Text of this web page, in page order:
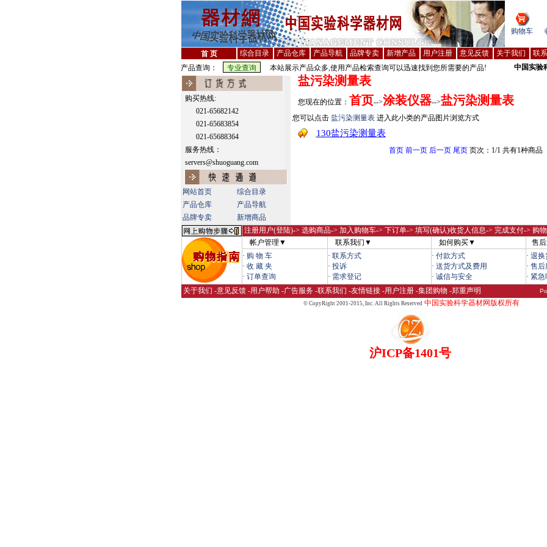
购物车
首 页 综合目录 产品仓库 产品导航 品牌专卖 新增产品 用户注册 意见反馈 关于我们 联
产品查询：
本站展示产品众多,使用产品检索查询可以迅速找到您所需要的产品! 中国实验
购买热线:
021-65682142
021-65683854
021-65688364
服务热线：
servers@shuoguang.com
网站首页
综合目录
产品仓库
产品导航
品牌专卖
新增商品
盐污染测量表
您现在的位置： 首页-->涂装仪器-->盐污染测量表
您可以点击 盐污染测量表 进入此小类的产品图片浏览方式
130盐污染测量表
首页 前一页 后一页 尾页 页次：1/1 共有1种商品
注册用户(登陆)-> 选购商品-> 加入购物车-> 下订单-> 填写(确认)收货人信息-> 完成支付-> 购
帐户管理▼
联系我们▼ 如何购买▼
售
· 购 物 车
· 收 藏 夹
· 订单查询
· 联系方式
· 投诉
· 需求登记
· 付款方式
· 送货方式及费用
· 诚信与安全
· 退换
· 售后
· 紧
关于我们 -意见反馈 -用户帮助 -广告服务 -联系我们 -友情链接 -用户注册 -集团购物 -郑重声明
© CopyRight 2001-2015,Inc. All Rights Reserved 中国实验科学器材网版权所有
沪ICP备1401号